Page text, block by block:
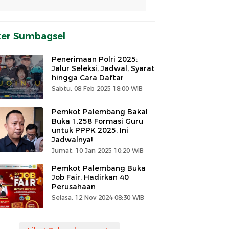
Sumbagsel
Penerimaan Polri 2025:
Jalur Seleksi, Jadwal, Syarat
hingga Cara Daftar
Sabtu, 08 Feb 2025 18:00 WIB
Pemkot Palembang Bakal
Buka 1.258 Formasi Guru
untuk PPPK 2025, Ini
Jadwalnya!
Jumat, 10 Jan 2025 10:20 WIB
Pemkot Palembang Buka
Job Fair, Hadirkan 40
Perusahaan
Selasa, 12 Nov 2024 08:30 WIB